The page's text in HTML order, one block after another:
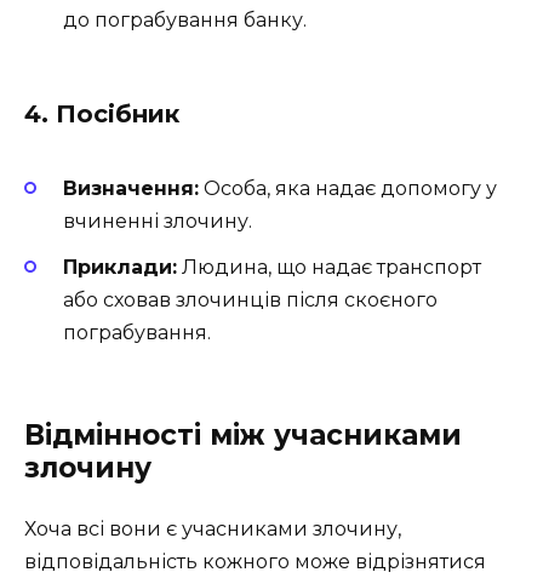
до пограбування банку.
4. Посібник
Визначення: Особа, яка надає допомогу у
вчиненні злочину.
Приклади: Людина, що надає транспорт
або сховав злочинців після скоєного
пограбування.
Відмінності між учасниками
злочину
Хоча всі вони є учасниками злочину,
відповідальність кожного може відрізнятися